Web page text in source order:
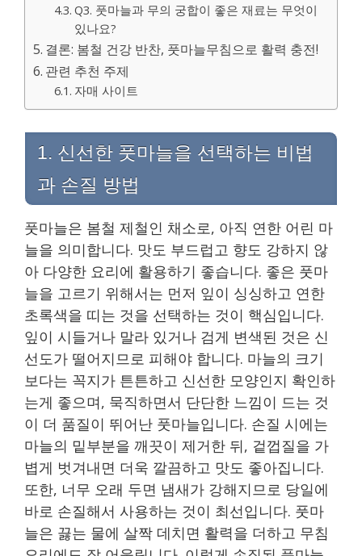
Q3. 풋마늘과 무의 궁합이 좋은 재료는 무엇이
있나요?
결론: 봄철 건강 반찬, 풋마늘무침으로 활력 충전!
관련 추천 주제
자매 사이트
1. 신선한 풋마늘을 선택하는 비법
과 손질 방법
풋마늘은 봄철 제철인 채소로, 아직 연한 어린 마
늘을 의미합니다. 맛도 부드럽고 향도 강하지 않
아 다양한 요리에 활용하기 좋습니다. 좋은 풋마
늘을 고르기 위해서는 먼저 잎이 싱싱하고 연한
초록색을 띠는 것을 선택하는 것이 핵심입니다.
잎이 시들거나 말라 있거나 검게 변색된 것은 신
선도가 떨어지므로 피해야 합니다. 마늘의 크기
보다는 꼭지가 튼튼하고 신선한 모양인지 확인하
는게 좋으며, 묵직하면서 단단한 느낌이 드는 것
이 더 품질이 뛰어난 풋마늘입니다. 손질 시에는
마늘의 밑부분을 깨끗이 제거한 뒤, 겉껍질을 가
볍게 벗겨내면 더욱 깔끔하고 맛도 좋아집니다.
또한, 너무 오래 두면 냄새가 강해지므로 당일에
바로 손질해서 사용하는 것이 최선입니다. 풋마
늘은 끓는 물에 살짝 데치면 활력을 더하고 무침